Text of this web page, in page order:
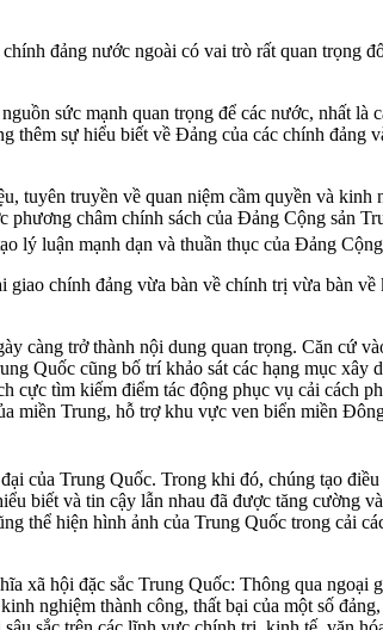
đảng nước ngoài có vai trò rất quan trọng
sức mạnh quan trọng để các nước, nhất là
thêm sự hiểu biết về Đảng của các chính đảng
tuyên truyền về quan niệm cầm quyền và kinh
châm chính sách của Đảng Cộng sản
lý luận mạnh dạn và thuần thục của Đảng
chính đảng vừa bàn về chính trị vừa bàn
càng trở thành nội dung quan trọng. Căn cứ
Quốc cũng bố trí khảo sát các hạng mục xây
cực tìm kiếm điểm tác động phục vụ cải cách
miền Trung, hỗ trợ khu vực ven biển miền
của Trung Quốc. Trong khi đó, chúng tạo
biết và tin cậy lẫn nhau đã được tăng cường
thể hiện hình ảnh của Trung Quốc trong cải
xã hội đặc sắc Trung Quốc: Thông qua ngoại
nghiệm thành công, thất bại của một số